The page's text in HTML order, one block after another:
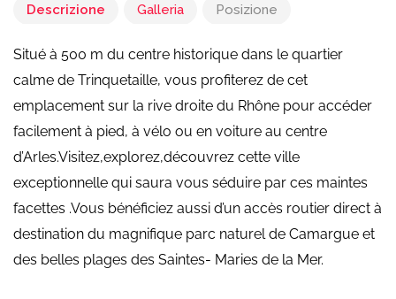
Descrizione Galleria Posizione
Situé à 500 m du centre historique dans le quartier
calme de Trinquetaille, vous profiterez de cet
emplacement sur la rive droite du Rhône pour accéder
facilement à pied, à vélo ou en voiture au centre
d’Arles.Visitez,explorez,découvrez cette ville
exceptionnelle qui saura vous séduire par ces maintes
facettes .Vous bénéficiez aussi d’un accès routier direct à
destination du magnifique parc naturel de Camargue et
des belles plages des Saintes- Maries de la Mer.